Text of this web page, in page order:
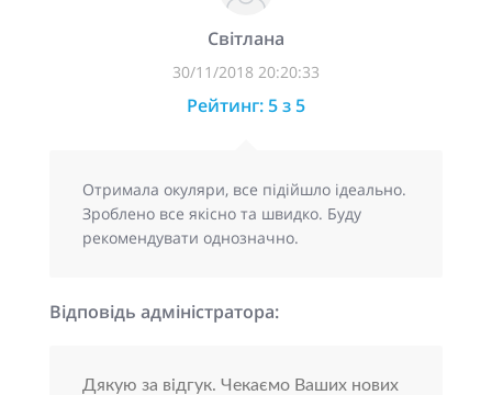
Світлана
30/11/2018 20:20:33
Рейтинг: 5 з 5
Отримала окуляри, все підійшло ідеально.
Зроблено все якісно та швидко. Буду
рекомендувати однозначно.
Відповідь адміністратора:
Дякую за відгук. Чекаємо Ваших нових